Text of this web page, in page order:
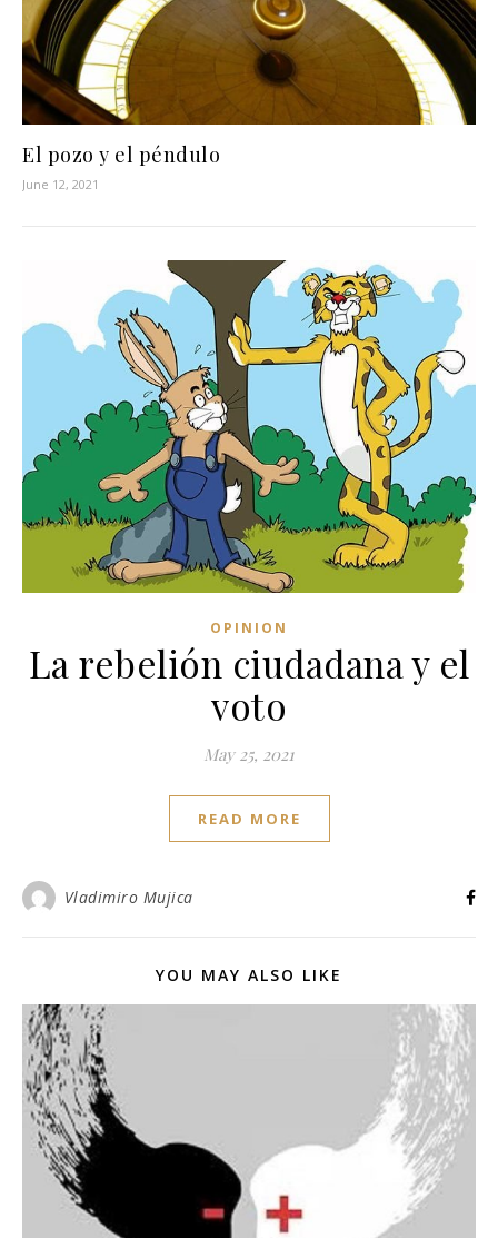
El pozo y el péndulo
June 12, 2021
OPINION
La rebelión ciudadana y el
voto
May 25, 2021
READ MORE
Vladimiro Mujica
YOU MAY ALSO LIKE